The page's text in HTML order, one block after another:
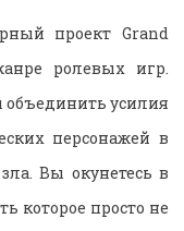
проект Grand
ролевых игр.
объединить усилия
персонажей в
Вы окунетесь в
которое просто не